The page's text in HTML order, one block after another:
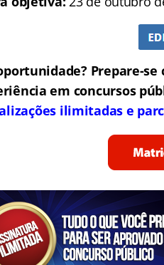
Prepare-
em concursos
ilimitadas e